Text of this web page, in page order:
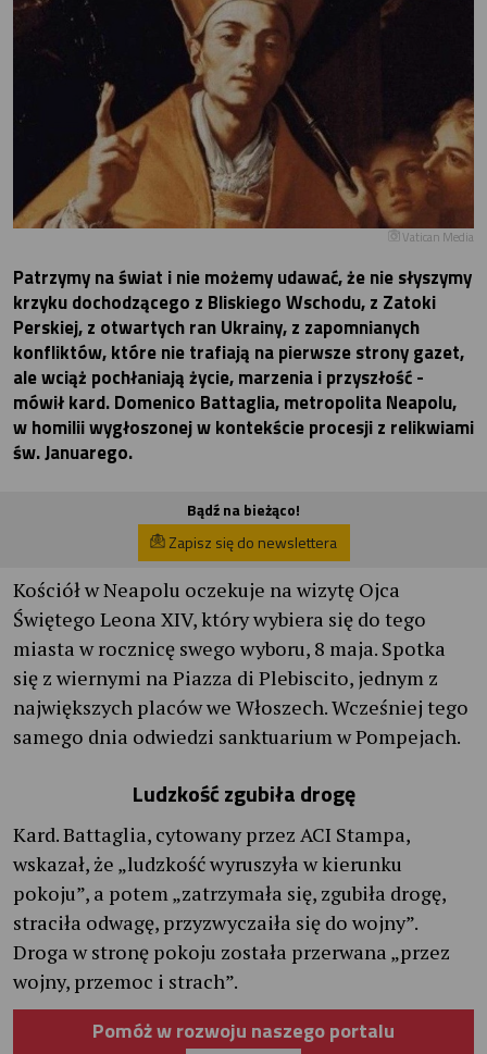
Vatican Media
Patrzymy na świat i nie możemy udawać, że nie słyszymy
krzyku dochodzącego z Bliskiego Wschodu, z Zatoki
Perskiej, z otwartych ran Ukrainy, z zapomnianych
konfliktów, które nie trafiają na pierwsze strony gazet,
ale wciąż pochłaniają życie, marzenia i przyszłość -
mówił kard. Domenico Battaglia, metropolita Neapolu,
w homilii wygłoszonej w kontekście procesji z relikwiami
św. Januarego.
Bądź na bieżąco!
Zapisz się do newslettera
Kościół w Neapolu oczekuje na wizytę Ojca
Świętego Leona XIV, który wybiera się do tego
miasta w rocznicę swego wyboru, 8 maja. Spotka
się z wiernymi na Piazza di Plebiscito, jednym z
największych placów we Włoszech. Wcześniej tego
samego dnia odwiedzi sanktuarium w Pompejach.
Ludzkość zgubiła drogę
Kard. Battaglia, cytowany przez ACI Stampa,
wskazał, że „ludzkość wyruszyła w kierunku
pokoju”, a potem „zatrzymała się, zgubiła drogę,
straciła odwagę, przyzwyczaiła się do wojny”.
Droga w stronę pokoju została przerwana „przez
wojny, przemoc i strach”.
Pomóż w rozwoju naszego portalu